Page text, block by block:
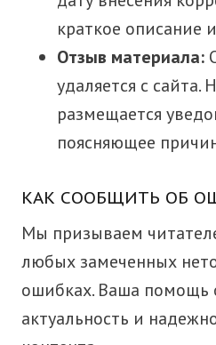
краткое описание
Отзыв материала:
удаляется с сайта.
размещается
поясняющее
КАК СООБЩИТЬ ОБ
Мы призываем
любых замеченных
ошибках. Ваша помощь
актуальность и